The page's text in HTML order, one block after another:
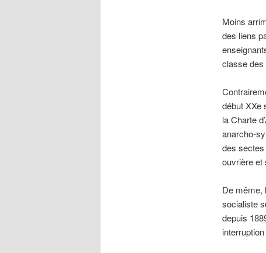
Moins
des liens
classe des
début XXe
la Charte
anarcho-
des sectes
ouvrière et
De même,
socialiste
depuis